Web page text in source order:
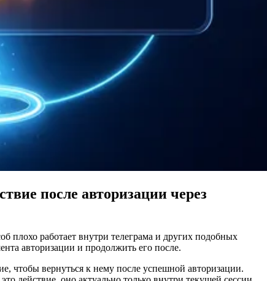
после авторизации через
плохо работает внутри телеграма и других подобных
авторизации и продолжить его после.
чтобы вернуться к нему после успешной авторизации.